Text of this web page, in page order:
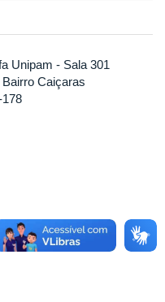
Unipam - Sala 301
Caiçaras